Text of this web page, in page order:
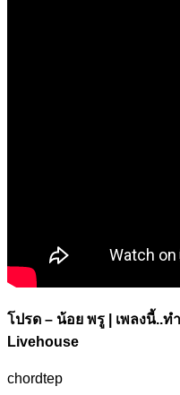
โปรด – น้อย พรู | เพลงนี้..
Livehouse
chordtep